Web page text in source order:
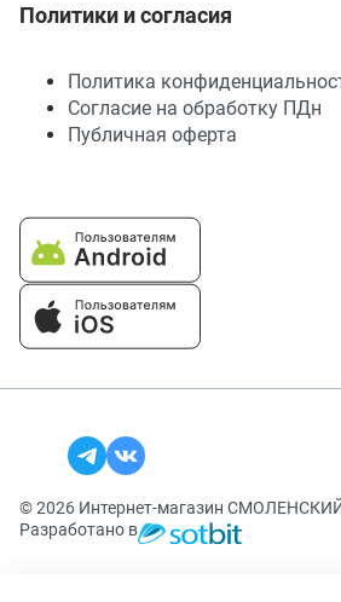
Политики и согласия
Политика
Согласие на обработку ПДн
Публичная оферта
© 2026 Интернет-магазин
Разработано в